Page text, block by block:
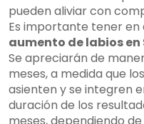
pueden aliviar con
Es importante tener en
aumento de labios en
Se apreciarán de
meses, a medida que
asienten y se integren
duración de los